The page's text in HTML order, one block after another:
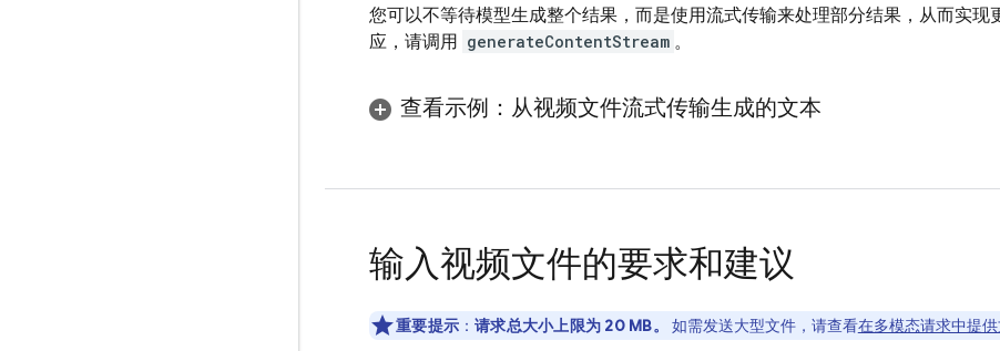
您可以不等待模型生成整个结果，而是使用流式传输来处理部分结果，从而实现
应，请调用 generateContentStream 。
查看示例：从视频文件流式传输生成的文本
输入视频文件的要求和建议
重要提示 ： 请求总大小上限为 20 MB。 如需发送大型文件，请查看在多模态请求中提